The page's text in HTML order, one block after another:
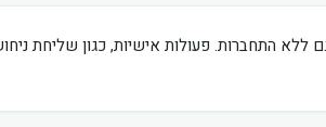
ללא התחברות. פעולות אישיות, כגון שליחת